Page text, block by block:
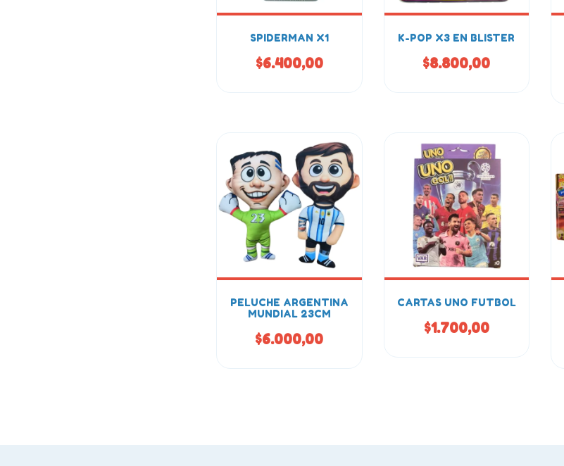
SPIDERMAN X1
$6.400,00
K-POP X3 EN BLISTER
$8.800,00
PELUCHE ARGENTINA
MUNDIAL 23CM
$6.000,00
CARTAS UNO FUTBOL
$1.700,00